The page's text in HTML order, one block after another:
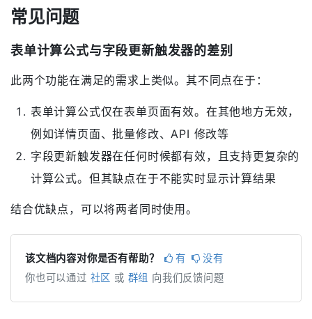
常见问题
表单计算公式与字段更新触发器的差别
此两个功能在满足的需求上类似。其不同点在于：
表单计算公式仅在表单页面有效。在其他地方无效，
例如详情页面、批量修改、API 修改等
字段更新触发器在任何时候都有效，且支持更复杂的
计算公式。但其缺点在于不能实时显示计算结果
结合优缺点，可以将两者同时使用。
该文档内容对你是否有帮助？ 有
没有
你也可以通过 社区 或 群组 向我们反馈问题